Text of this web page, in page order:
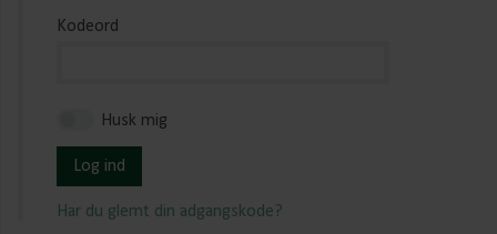
Kodeord
Husk mig
Log ind
Har du glemt din adgangskode?